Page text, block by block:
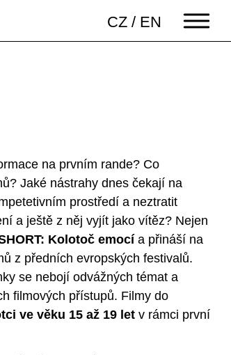
CZ / EN
na prvním rande? Co
Jaké nástrahy dnes čekají na
prostředí a neztratit
a ještě z něj vyjít jako vítěz? Nejen
Kolotoč emocí a přináší na
z předních evropských festivalů.
se nebojí odvážných témat a
filmových přístupů. Filmy do
ve věku 15 až 19 let v rámci první